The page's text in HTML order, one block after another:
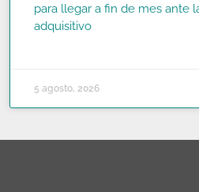
para llegar a fin de mes ante
adquisitivo
5 agosto, 2026